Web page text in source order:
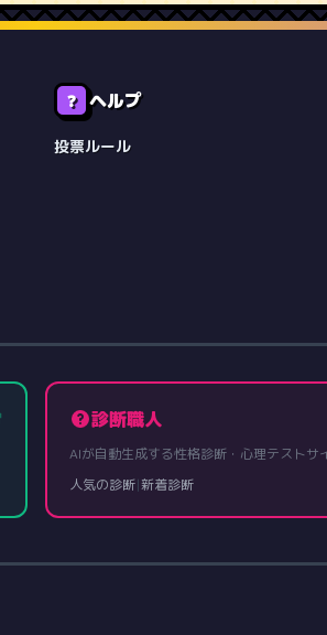
❓ ヘルプ
投票ルール
診断職人
AIが自動生成する性格診断・心理テストサ
人気の診断|新着診断